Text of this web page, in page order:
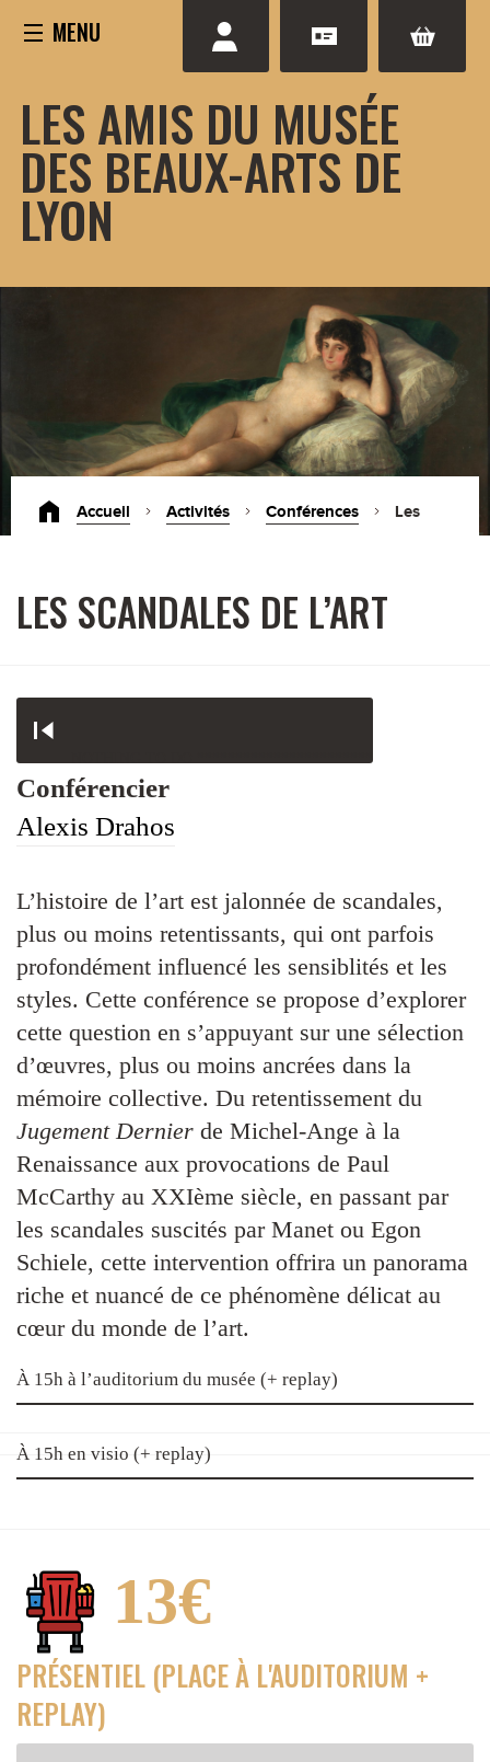
LES AMIS DU MUSÉE
DES BEAUX-ARTS DE
LYON
Accueil Activités Conférences Les
LES SCANDALES DE L’ART
NOTHING TO DO ***********************
Conférencier
Alexis Drahos
L’histoire de l’art est jalonnée de scandales,
plus ou moins retentissants, qui ont parfois
profondément influencé les sensiblités et les
styles. Cette conférence se propose d’explorer
cette question en s’appuyant sur une sélection
d’œuvres, plus ou moins ancrées dans la
mémoire collective. Du retentissement du
Jugement Dernier de Michel-Ange à la
Renaissance aux provocations de Paul
McCarthy au XXIème siècle, en passant par
les scandales suscités par Manet ou Egon
Schiele, cette intervention offrira un panorama
riche et nuancé de ce phénomène délicat au
cœur du monde de l’art.
À 15h à l’auditorium du musée (+ replay)
À 15h en visio (+ replay)
13€
PRÉSENTIEL (PLACE À L'AUDITORIUM +
REPLAY)